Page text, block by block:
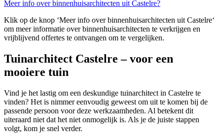
Meer info over binnenhuisarchitecten uit Castelre?
Klik op de knop ‘Meer info over binnenhuisarchitecten uit Castelre‘
om meer informatie over binnenhuisarchitecten te verkrijgen en
vrijblijvend offertes te ontvangen om te vergelijken.
Tuinarchitect Castelre – voor een
mooiere tuin
Vind je het lastig om een deskundige tuinarchitect in Castelre te
vinden? Het is nimmer eenvoudig geweest om uit te komen bij de
passende persoon voor deze werkzaamheden. Al betekent dit
uiteraard niet dat het niet onmogelijk is. Als je de juiste stappen
volgt, kom je snel verder.